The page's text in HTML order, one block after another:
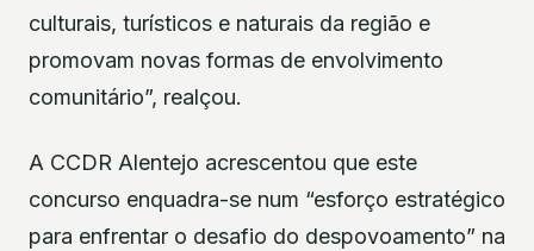
culturais, turísticos e naturais da região e
promovam novas formas de envolvimento
comunitário”, realçou.
A CCDR Alentejo acrescentou que este
concurso enquadra-se num “esforço estratégico
para enfrentar o desafio do despovoamento” na